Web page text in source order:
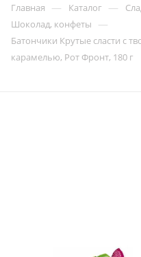
Главная — Каталог —
Шоколад, конфеты —
Батончики Крутые сласти с
карамелью, Рот Фронт, 180 г